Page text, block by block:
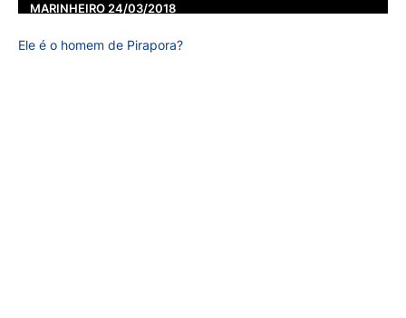
MARINHEIRO 24/03/2018
Ele é o homem de Pirapora?